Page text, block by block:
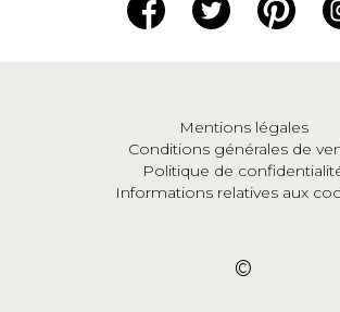
Mentions légales
Conditions générales de
Politique de
Informations relatives aux
©